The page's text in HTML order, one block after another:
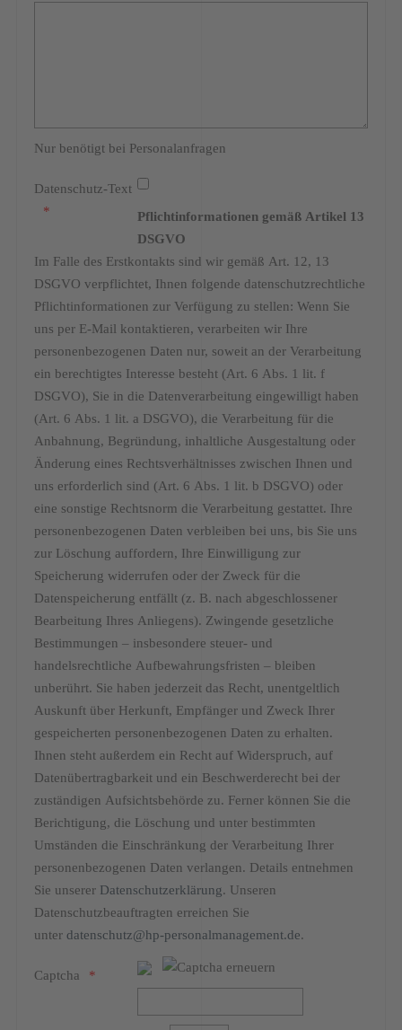
Nur benötigt bei Personalanfragen
Datenschutz-Text
Pflichtinformationen gemäß Artikel 13
DSGVO
Im Falle des Erstkontakts sind wir gemäß Art. 12, 13
DSGVO verpflichtet, Ihnen folgende datenschutzrechtliche
Pflichtinformationen zur Verfügung zu stellen: Wenn Sie
uns per E-Mail kontaktieren, verarbeiten wir Ihre
personenbezogenen Daten nur, soweit an der Verarbeitung
ein berechtigtes Interesse besteht (Art. 6 Abs. 1 lit. f
DSGVO), Sie in die Datenverarbeitung eingewilligt haben
(Art. 6 Abs. 1 lit. a DSGVO), die Verarbeitung für die
Anbahnung, Begründung, inhaltliche Ausgestaltung oder
Änderung eines Rechtsverhältnisses zwischen Ihnen und
uns erforderlich sind (Art. 6 Abs. 1 lit. b DSGVO) oder
eine sonstige Rechtsnorm die Verarbeitung gestattet. Ihre
personenbezogenen Daten verbleiben bei uns, bis Sie uns
zur Löschung auffordern, Ihre Einwilligung zur
Speicherung widerrufen oder der Zweck für die
Datenspeicherung entfällt (z. B. nach abgeschlossener
Bearbeitung Ihres Anliegens). Zwingende gesetzliche
Bestimmungen – insbesondere steuer- und
handelsrechtliche Aufbewahrungsfristen – bleiben
unberührt. Sie haben jederzeit das Recht, unentgeltlich
Auskunft über Herkunft, Empfänger und Zweck Ihrer
gespeicherten personenbezogenen Daten zu erhalten.
Ihnen steht außerdem ein Recht auf Widerspruch, auf
Datenübertragbarkeit und ein Beschwerderecht bei der
zuständigen Aufsichtsbehörde zu. Ferner können Sie die
Berichtigung, die Löschung und unter bestimmten
Umständen die Einschränkung der Verarbeitung Ihrer
personenbezogenen Daten verlangen. Details entnehmen
Sie unserer Datenschutzerklärung. Unseren
Datenschutzbeauftragten erreichen Sie
unter datenschutz@hp-personalmanagement.de.
Captcha